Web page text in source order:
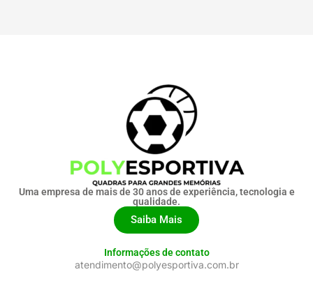
Uma empresa de mais de 30 anos de experiência, tecnologia e
qualidade.
Saiba Mais
Informações de contato
atendimento@polyesportiva.com.br